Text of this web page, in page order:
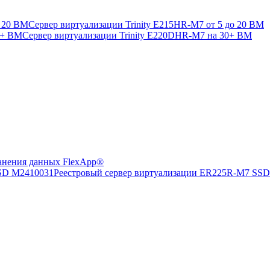
Сервер виртуализации Trinity E215HR-M7 от 5 до 20 ВМ
Сервер виртуализации Trinity E220DHR-M7 на 30+ ВМ
данных FlexApp®
Реестровый сервер виртуализации ER225R-M7